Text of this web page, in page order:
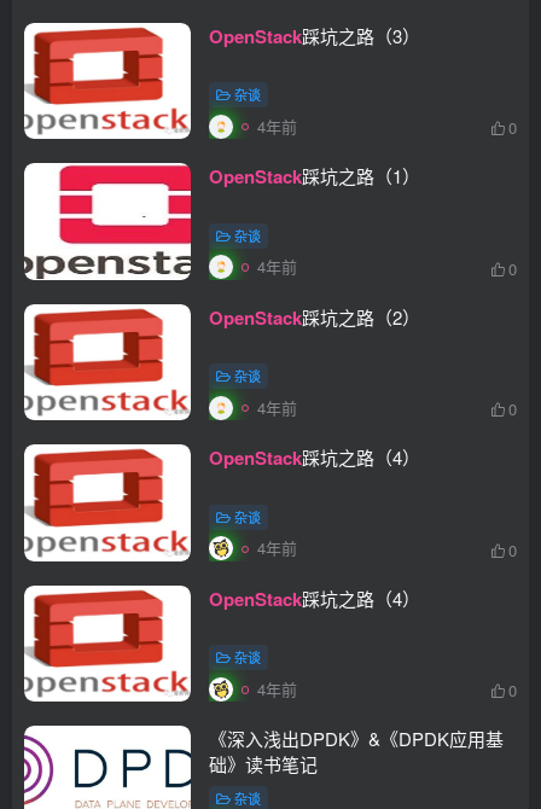
OpenStack踩坑之路（3）
杂谈
4年前 0
OpenStack踩坑之路（1）
杂谈
4年前 0
OpenStack踩坑之路（2）
杂谈
4年前 0
OpenStack踩坑之路（4）
杂谈
4年前 0
OpenStack踩坑之路（4）
杂谈
4年前 0
《深入浅出DPDK》&《DPDK应用基
础》读书笔记
杂谈